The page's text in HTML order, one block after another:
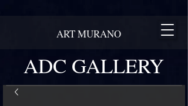
ADC GALLERY
ART MURANO